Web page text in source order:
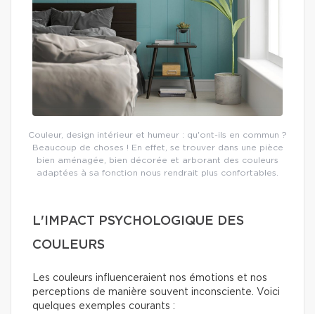
Couleur, design intérieur et humeur : qu'ont-ils en commun ?
Beaucoup de choses ! En effet, se trouver dans une pièce
bien aménagée, bien décorée et arborant des couleurs
adaptées à sa fonction nous rendrait plus confortables.
L'IMPACT PSYCHOLOGIQUE DES
COULEURS
Les couleurs influenceraient nos émotions et nos
perceptions de manière souvent inconsciente. Voici
quelques exemples courants :